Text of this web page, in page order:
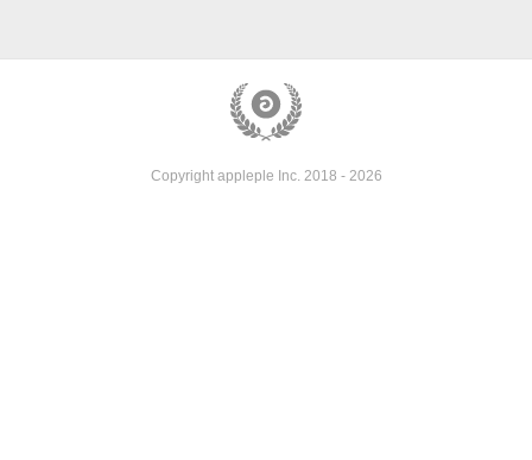
Copyright appleple Inc. 2018 - 2026